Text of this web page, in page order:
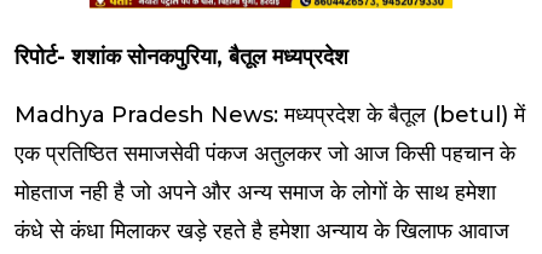
रिपोर्ट- शशांक सोनकपुरिया, बैतूल मध्यप्रदेश
Madhya Pradesh News: मध्यप्रदेश के बैतूल (betul) में
एक प्रतिष्ठित समाजसेवी पंकज अतुलकर जो आज किसी पहचान के
मोहताज नही है जो अपने और अन्य समाज के लोगों के साथ हमेशा
कंधे से कंधा मिलाकर खड़े रहते है हमेशा अन्याय के खिलाफ आवाज